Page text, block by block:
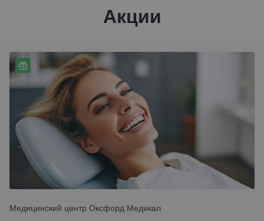
Акции
Медицинский центр Оксфорд Медикал